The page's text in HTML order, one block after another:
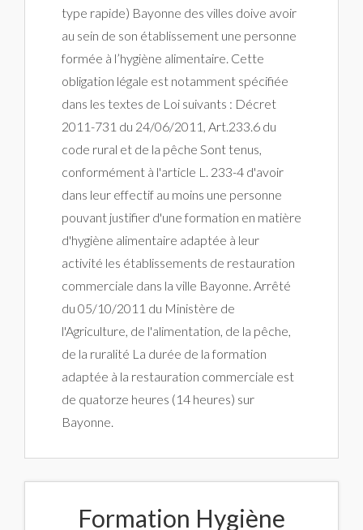
type rapide) Bayonne des villes doive avoir
au sein de son établissement une personne
formée à l’hygiène alimentaire. Cette
obligation légale est notamment spécifiée
dans les textes de Loi suivants : Décret
2011-731 du 24/06/2011, Art.233.6 du
code rural et de la pêche Sont tenus,
conformément à l'article L. 233-4 d'avoir
dans leur effectif au moins une personne
pouvant justifier d'une formation en matière
d'hygiène alimentaire adaptée à leur
activité les établissements de restauration
commerciale dans la ville Bayonne. Arrêté
du 05/10/2011 du Ministère de
l'Agriculture, de l'alimentation, de la pêche,
de la ruralité La durée de la formation
adaptée à la restauration commerciale est
de quatorze heures (14 heures) sur
Bayonne.
Formation Hygiène